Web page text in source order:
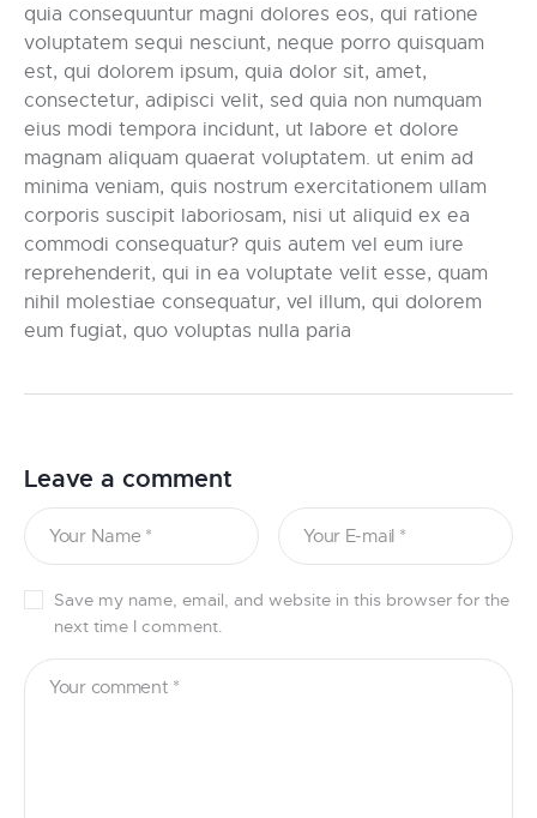
quia consequuntur magni dolores eos, qui ratione
voluptatem sequi nesciunt, neque porro quisquam
est, qui dolorem ipsum, quia dolor sit, amet,
consectetur, adipisci velit, sed quia non numquam
eius modi tempora incidunt, ut labore et dolore
magnam aliquam quaerat voluptatem. ut enim ad
minima veniam, quis nostrum exercitationem ullam
corporis suscipit laboriosam, nisi ut aliquid ex ea
commodi consequatur? quis autem vel eum iure
reprehenderit, qui in ea voluptate velit esse, quam
nihil molestiae consequatur, vel illum, qui dolorem
eum fugiat, quo voluptas nulla paria
Leave a comment
Save my name, email, and website in this browser for the
next time I comment.